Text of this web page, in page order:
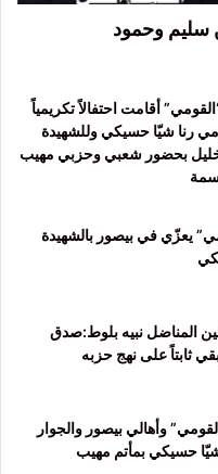
سليم وحمود
أقامت احتفالاً تكريمياً
رنا شيّا حسيكي وللشهيدة
بحضور شعبي وحزبي مهيب
يعزّي في بيصور بالشهيدة
المناضل نبيه بلوط:صدق
ثابتاً على نهج حزبه
وأهالي بيصور والجوار
شيّا حسيكي بمأتم مهيب